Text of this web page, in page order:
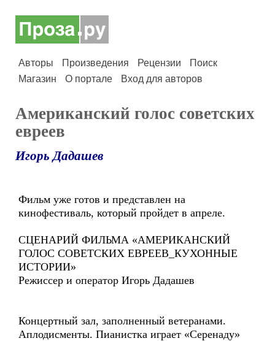
Авторы Произведения Рецензии
Поиск
Магазин
О портале Вход для авторов
Американский голос советских
евреев
Игорь Дадашев
Фильм уже готов и представлен на
кинофестиваль, который пройдет в апреле.
СЦЕНАРИЙ ФИЛЬМА «АМЕРИКАНСКИЙ
ГОЛОС СОВЕТСКИХ ЕВРЕЕВ_КУХОННЫЕ
ИСТОРИИ»
Режиссер и оператор Игорь Дадашев
Концертный зал, заполненный ветеранами.
Аплодисменты. Пианистка играет «Серенаду»